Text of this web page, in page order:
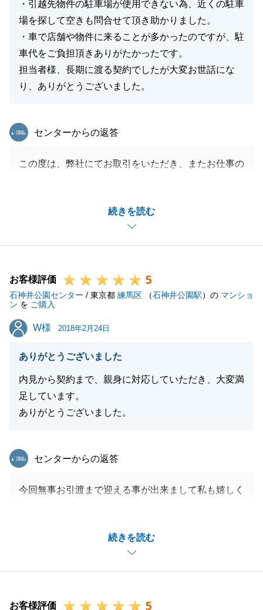
・引越先物件の駐車場が使用できない為、近くの駐車
場を探して空きも問合せて頂き助かりました。
・車で店舗や物件に来ることが多かったのですが、駐
車代をご負担頂きありがたかったです。
担当者様、長期に渡る契約でしたが大変お世話にな
り、ありがとうございました。
続きを読む
東急リバブル
センターからの返答
この度は、弊社にてお取引をいただき、またお仕事の
ご契約から約1年後のお引渡とあって、引越先の駐車
場の空きがなくなり、まずは周辺で借りていただくよ
うになってしまいましたが、微力ながらお力になれて
約1年間と長いお付合いとなりましたが、今後も何か
お困りのことがございましたら、お気軽にご相談くだ
さい。
今後とも、どうぞよろしくお願い申し上げます。
閉じる
お客様評価 5
石神井公園センター / 東京都 練馬区 （石神井公園駅）の マンショ
ン を ご購入
W様
W様 2018年2月24日
ありがとうございました
内見から契約まで、親身に対応していただき、大変満
足しています。
ありがとうございました。
続きを読む
東急リバブル
センターからの返答
今回無事お引渡まで迎える事が出来まして私も嬉しく
にお取引を進める事が出来たと思います。
今後ともお付き合い頂ければと思いますのでよろしく
お願い致します。
お客様評価 5